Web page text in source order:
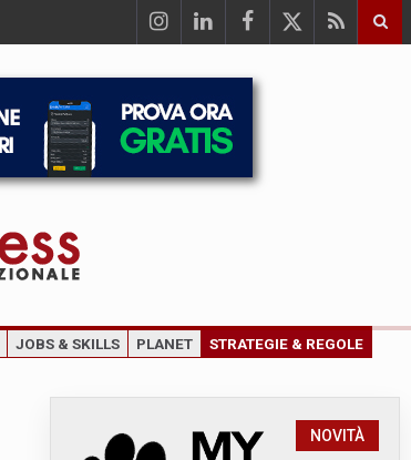
JOBS & SKILLS PLANET STRATEGIE & REGOLE
NOVITÀ